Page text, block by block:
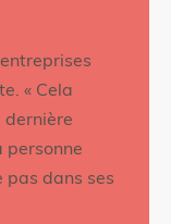
« Cela
dernière
personne
pas dans ses